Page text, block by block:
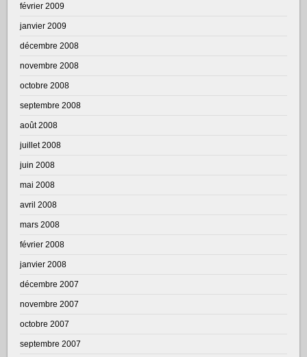
février 2009
janvier 2009
décembre 2008
novembre 2008
octobre 2008
septembre 2008
août 2008
juillet 2008
juin 2008
mai 2008
avril 2008
mars 2008
février 2008
janvier 2008
décembre 2007
novembre 2007
octobre 2007
septembre 2007